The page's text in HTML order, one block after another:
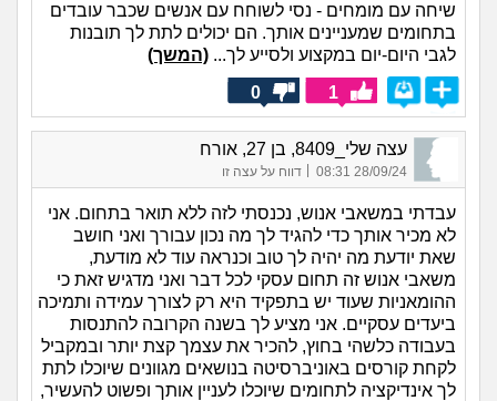
שיחה עם מומחים - נסי לשוחח עם אנשים שכבר עובדים
בתחומים שמעניינים אותך. הם יכולים לתת לך תובנות
לגבי היום-יום במקצוע ולסייע לך... (המשך)
1
0
עצה שלי_8409, בן 27, אורח
28/09/24 08:31
| דווח על עצה זו
עבדתי במשאבי אנוש, נכנסתי לזה ללא תואר בתחום. אני
לא מכיר אותך כדי להגיד לך מה נכון עבורך ואני חושב
שאת יודעת מה יהיה לך טוב וכנראה עוד לא מודעת,
משאבי אנוש זה תחום עסקי לכל דבר ואני מדגיש זאת כי
ההומאניות שעוד יש בתפקיד היא רק לצורך עמידה ותמיכה
ביעדים עסקיים. אני מציע לך בשנה הקרובה להתנסות
בעבודה כלשהי בחוץ, להכיר את עצמך קצת יותר ובמקביל
לקחת קורסים באוניברסיטה בנושאים מגוונים שיוכלו לתת
לך אינדיקציה לתחומים שיוכלו לעניין אותך ופשוט להעשיר,